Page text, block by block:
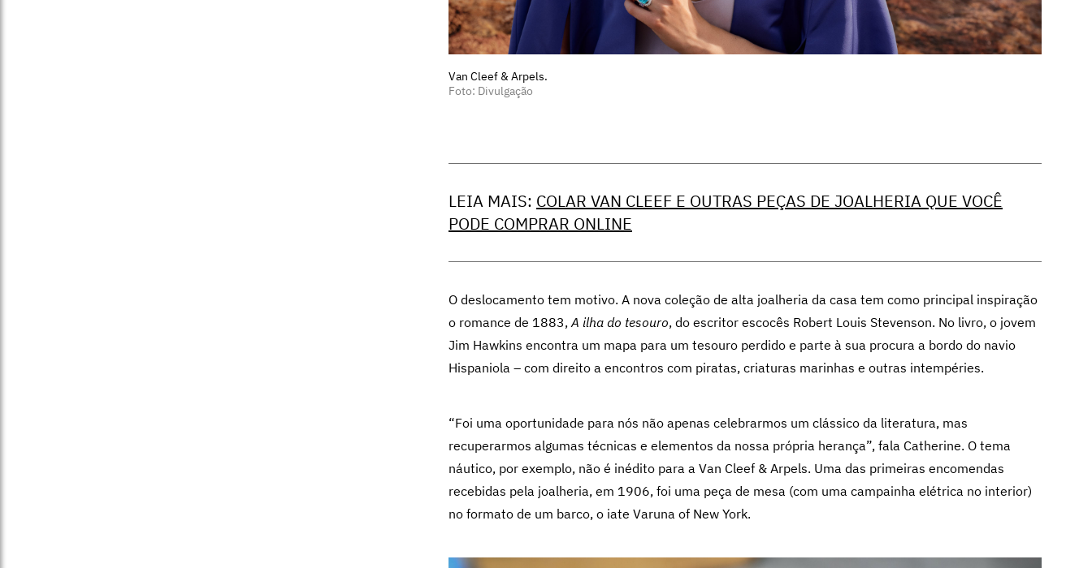
Van Cleef & Arpels.
Foto: Divulgação
LEIA MAIS: COLAR VAN CLEEF E OUTRAS PEÇAS DE JOALHERIA QUE VOCÊ
PODE COMPRAR ONLINE
O deslocamento tem motivo. A nova coleção de alta joalheria da casa tem como principal inspiração
o romance de 1883, A ilha do tesouro, do escritor escocês Robert Louis Stevenson. No livro, o jovem
Jim Hawkins encontra um mapa para um tesouro perdido e parte à sua procura a bordo do navio
Hispaniola – com direito a encontros com piratas, criaturas marinhas e outras intempéries.
“Foi uma oportunidade para nós não apenas celebrarmos um clássico da literatura, mas
recuperarmos algumas técnicas e elementos da nossa própria herança”, fala Catherine. O tema
náutico, por exemplo, não é inédito para a Van Cleef & Arpels. Uma das primeiras encomendas
recebidas pela joalheria, em 1906, foi uma peça de mesa (com uma campainha elétrica no interior)
no formato de um barco, o iate Varuna of New York.